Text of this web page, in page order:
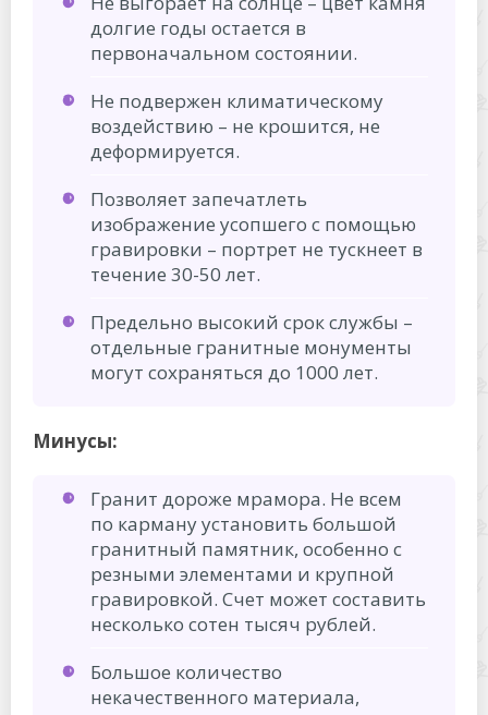
долгие годы остается в
первоначальном состоянии.
Не подвержен климатическому
воздействию – не крошится, не
деформируется.
Позволяет запечатлеть
изображение усопшего с помощью
гравировки – портрет не тускнеет в
течение 30-50 лет.
Предельно высокий срок службы –
отдельные гранитные монументы
могут сохраняться до 1000 лет.
Минусы:
Гранит дороже мрамора. Не всем
по карману установить большой
гранитный памятник, особенно с
резными элементами и крупной
гравировкой. Счет может составить
несколько сотен тысяч рублей.
Большое количество
некачественного материала,